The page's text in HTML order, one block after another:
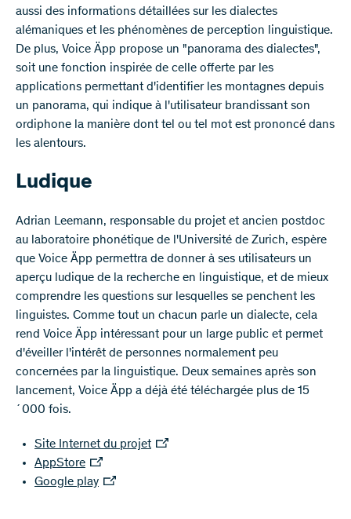
aussi des informations détaillées sur les dialectes
alémaniques et les phénomènes de perception linguistique.
De plus, Voice Äpp propose un "panorama des dialectes",
soit une fonction inspirée de celle offerte par les
applications permettant d'identifier les montagnes depuis
un panorama, qui indique à l'utilisateur brandissant son
ordiphone la manière dont tel ou tel mot est prononcé dans
les alentours.
Ludique
Adrian Leemann, responsable du projet et ancien postdoc
au laboratoire phonétique de l'Université de Zurich, espère
que Voice Äpp permettra de donner à ses utilisateurs un
aperçu ludique de la recherche en linguistique, et de mieux
comprendre les questions sur lesquelles se penchent les
linguistes. Comme tout un chacun parle un dialecte, cela
rend Voice Äpp intéressant pour un large public et permet
d'éveiller l'intérêt de personnes normalement peu
concernées par la linguistique. Deux semaines après son
lancement, Voice Äpp a déjà été téléchargée plus de 15
´000 fois.
Site Internet du projet
AppStore
Google play